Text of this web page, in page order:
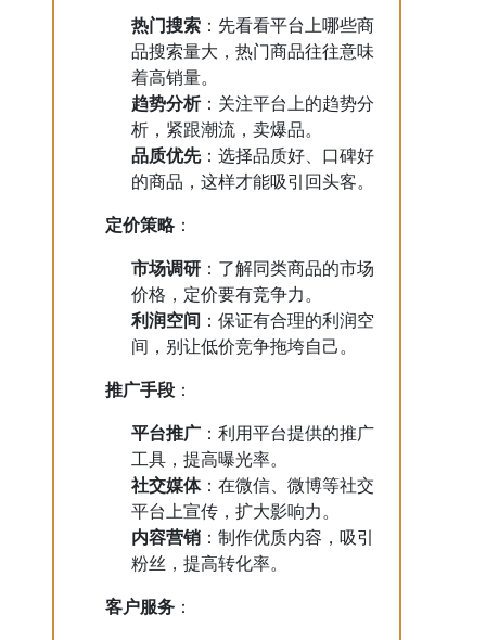
热门搜索 ：先看看平台上哪些商
品搜索量大，热门商品往往意味
着高销量。
趋势分析：关注平台上的趋势分
析，紧跟潮流，卖爆品。
品质优先：选择品质好、口碑好
的商品，这样才能吸引回头客。
定价策略：
市场调研 ：了解同类商品的市场
价格，定价要有竞争力。
利润空间 ：保证有合理的利润空
间，别让低价竞争拖垮自己。
推广手段 ：
平台推广 ：利用平台提供的推广
工具，提高曝光率。
社交媒体：在微信、微博等社交
平台上宣传，扩大影响力。
内容营销 ：制作优质内容，吸引
粉丝，提高转化率。
客户服务 ：